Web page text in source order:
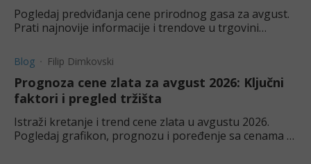
Pogledaj predviđanja cene prirodnog gasa za avgust.
Prati najnovije informacije i trendove u trgovini
Blog Filip Dimkovski
Prognoza cene zlata za avgust 2026: Ključni
faktori i pregled tržišta
Istraži kretanje i trend cene zlata u avgustu 2026.
Pogledaj grafikon, prognozu i poređenje sa cenama u